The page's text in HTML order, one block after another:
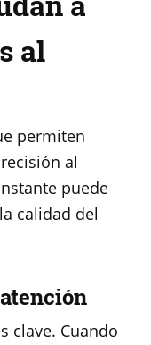
al
permiten
al
puede
calidad del
clave. Cuando